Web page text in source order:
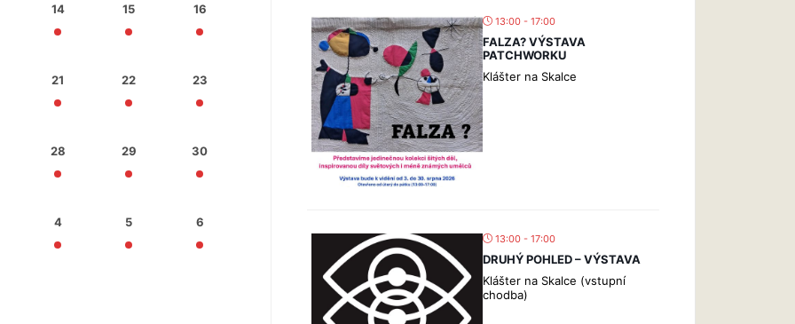
14 15 16
21 22 23
28 29 30
4 5 6
13:00 - 17:00
FALZA? VÝSTAVA
PATCHWORKU
Klášter na Skalce
13:00 - 17:00
DRUHÝ POHLED – VÝSTAVA
Klášter na Skalce (vstupní
chodba)